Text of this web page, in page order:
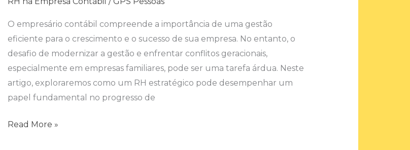
O empresário contábil compreende a importância de uma gestão
eficiente para o crescimento e o sucesso de sua empresa. No entanto, o
desafio de modernizar a gestão e enfrentar conflitos geracionais,
especialmente em empresas familiares, pode ser uma tarefa árdua. Neste
artigo, exploraremos como um RH estratégico pode desempenhar um
papel fundamental no progresso de
Read More »